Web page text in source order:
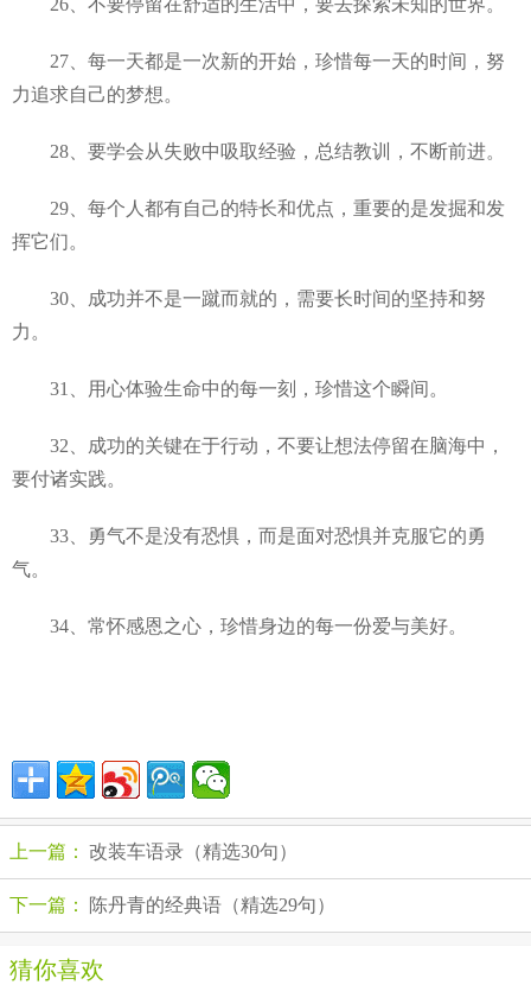
26、不要停留在舒适的生活中，要去探索未知的世界。
27、每一天都是一次新的开始，珍惜每一天的时间，努
力追求自己的梦想。
28、要学会从失败中吸取经验，总结教训，不断前进。
29、每个人都有自己的特长和优点，重要的是发掘和发
挥它们。
30、成功并不是一蹴而就的，需要长时间的坚持和努
力。
31、用心体验生命中的每一刻，珍惜这个瞬间。
32、成功的关键在于行动，不要让想法停留在脑海中，
要付诸实践。
33、勇气不是没有恐惧，而是面对恐惧并克服它的勇
气。
34、常怀感恩之心，珍惜身边的每一份爱与美好。
上一篇： 改装车语录（精选30句）
下一篇： 陈丹青的经典语（精选29句）
猜你喜欢